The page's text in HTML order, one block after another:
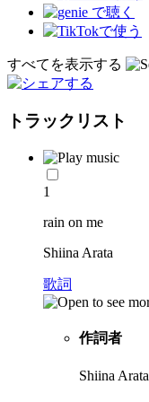
すべてを表示する
トラックリスト
1
rain on me
Shiina Arata
歌詞
作詞者
Shiina Arata